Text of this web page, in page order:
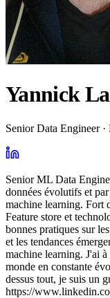
Yannick
Senior Data Engineer
Senior ML Data
données évolutifs et
machine learning. Fort
Feature store et
bonnes pratiques sur
et les tendances
machine learning. J'ai
monde en constante
dessus tout, je suis un
https://